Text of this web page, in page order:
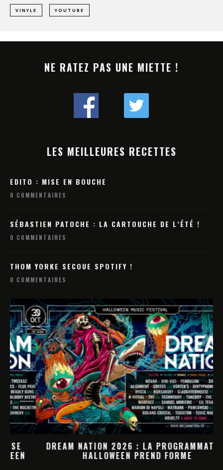
VINYLE YOUTUBE
NE RATEZ PAS UNE MIETTE !
LES MEILLEURES RECETTES
EDITO : MISE EN BOUCHE
0 COMMENTAIRES
SÉBASTIEN PATOCHE : LA CARTOUCHE DE L’ÉTÉ !
0 COMMENTAIRES
THOM YORKE SECOUE SPOTIFY !
0 COMMENTAIRES
DREAM NATION 2026 : LA PROGRAMMATION
HALLOWEEN PREND FORME